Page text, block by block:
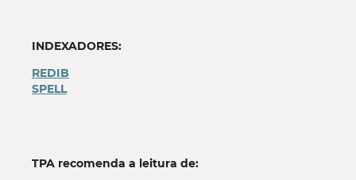
INDEXADORES:
REDIB
SPELL
TPA recomenda a leitura de: